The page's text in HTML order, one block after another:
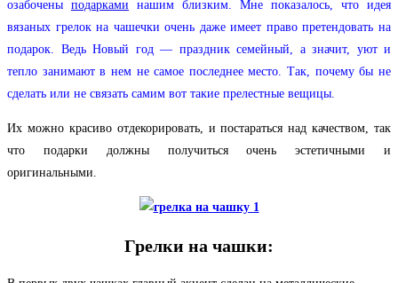
озабочены подарками нашим близким. Мне показалось, что идея
вязаных грелок на чашечки очень даже имеет право претендовать на
подарок. Ведь Новый год — праздник семейный, а значит, уют и
тепло занимают в нем не самое последнее место. Так, почему бы не
сделать или не связать самим вот такие прелестные вещицы.
Их можно красиво отдекорировать, и постараться над качеством, так
что подарки должны получиться очень эстетичными и
оригинальными.
Грелки на чашки: